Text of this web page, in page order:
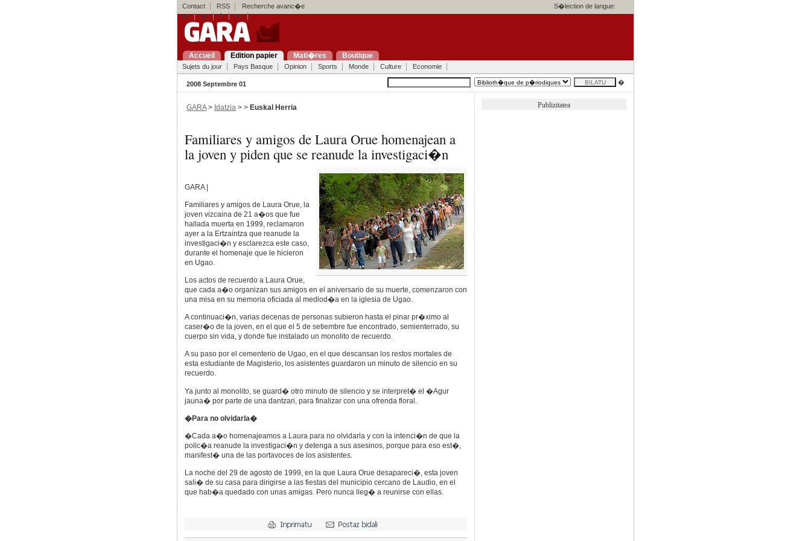
Contact RSS Recherche avanc�e
S�lection de langue:
eu
es fr en
Accueil Edition papier Mati�res Boutique
Sujets du jour Pays Basque Opinion Sports Monde Culture Economie
2008 Septembre 01 �
GARA> Idatzia > > Euskal Herria
Familiares y amigos de Laura Orue homenajean a
la joven y piden que se reanude la investigaci�n
GARA |
Familiares y amigos de Laura Orue, la
joven vizcaina de 21 a�os que fue
hallada muerta en 1999, reclamaron
ayer a la Ertzaintza que reanude la
investigaci�n y esclarezca este caso,
durante el homenaje que le hicieron
en Ugao.
Los actos de recuerdo a Laura Orue,
que cada a�o organizan sus amigos en el aniversario de su muerte, comenzaron con
una misa en su memoria oficiada al mediod�a en la iglesia de Ugao.
A continuaci�n, varias decenas de personas subieron hasta el pinar pr�ximo al
caser�o de la joven, en el que el 5 de setiembre fue encontrado, semienterrado, su
cuerpo sin vida, y donde fue instalado un monolito de recuerdo.
A su paso por el cementerio de Ugao, en el que descansan los restos mortales de
esta estudiante de Magisterio, los asistentes guardaron un minuto de silencio en su
recuerdo.
Ya junto al monolito, se guard� otro minuto de silencio y se interpret� el �Agur
jauna� por parte de una dantzari, para finalizar con una ofrenda floral.
�Para no olvidarla�
�Cada a�o homenajeamos a Laura para no olvidarla y con la intenci�n de que la
polic�a reanude la investigaci�n y detenga a sus asesinos, porque para eso est�,
manifest� una de las portavoces de los asistentes.
La noche del 29 de agosto de 1999, en la que Laura Orue desapareci�, esta joven
sali� de su casa para dirigirse a las fiestas del municipio cercano de Laudio, en el
que hab�a quedado con unas amigas. Pero nunca lleg� a reunirse con ellas.
Publizitatea